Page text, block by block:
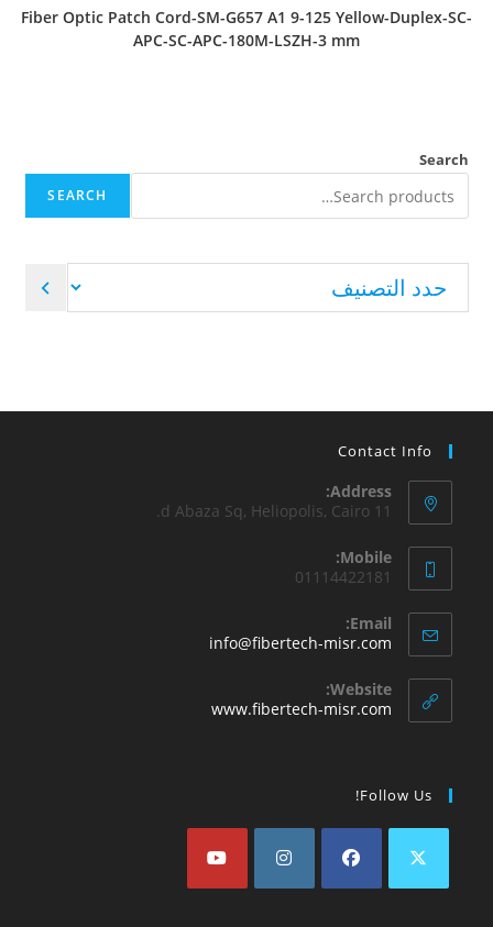
Fiber Optic Patch Cord-SM-G657 A1 9-125 Yellow-Duplex-SC-
APC-SC-APC-180M-LSZH-3 mm
Search
SEARCH
Contact Info
Address:
11 d Abaza Sq, Heliopolis, Cairo.
Mobile:
01114422181
Email:
info@fibertech-misr.com
Website:
www.fibertech-misr.com
Follow Us!